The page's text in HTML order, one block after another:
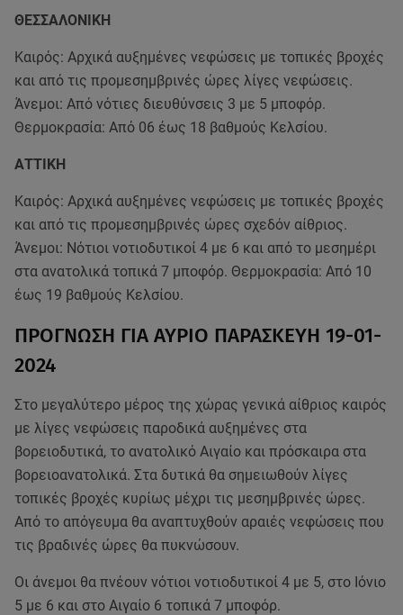
ΘΕΣΣΑΛΟΝΙΚΗ
Καιρός: Αρχικά αυξημένες νεφώσεις με τοπικές βροχές
και από τις προμεσημβρινές ώρες λίγες νεφώσεις.
Άνεμοι: Από νότιες διευθύνσεις 3 με 5 μποφόρ.
Θερμοκρασία: Από 06 έως 18 βαθμούς Κελσίου.
ΑΤΤΙΚΗ
Καιρός: Αρχικά αυξημένες νεφώσεις με τοπικές βροχές
και από τις προμεσημβρινές ώρες σχεδόν αίθριος.
Άνεμοι: Νότιοι νοτιοδυτικοί 4 με 6 και από το μεσημέρι
στα ανατολικά τοπικά 7 μποφόρ. Θερμοκρασία: Από 10
έως 19 βαθμούς Κελσίου.
ΠΡΟΓΝΩΣΗ ΓΙΑ ΑΥΡΙΟ ΠΑΡΑΣΚΕΥΗ 19-01-
2024
Στο μεγαλύτερο μέρος της χώρας γενικά αίθριος καιρός
με λίγες νεφώσεις παροδικά αυξημένες στα
βορειοδυτικά, το ανατολικό Αιγαίο και πρόσκαιρα στα
βορειοανατολικά. Στα δυτικά θα σημειωθούν λίγες
τοπικές βροχές κυρίως μέχρι τις μεσημβρινές ώρες.
Από το απόγευμα θα αναπτυχθούν αραιές νεφώσεις που
τις βραδινές ώρες θα πυκνώσουν.
Οι άνεμοι θα πνέουν νότιοι νοτιοδυτικοί 4 με 5, στο Ιόνιο
5 με 6 και στο Αιγαίο 6 τοπικά 7 μποφόρ.